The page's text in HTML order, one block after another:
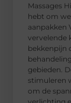
Massages
hebt om
aanpakken
vervelende
bekkenpijn
gebieden.
stimuleren
om de